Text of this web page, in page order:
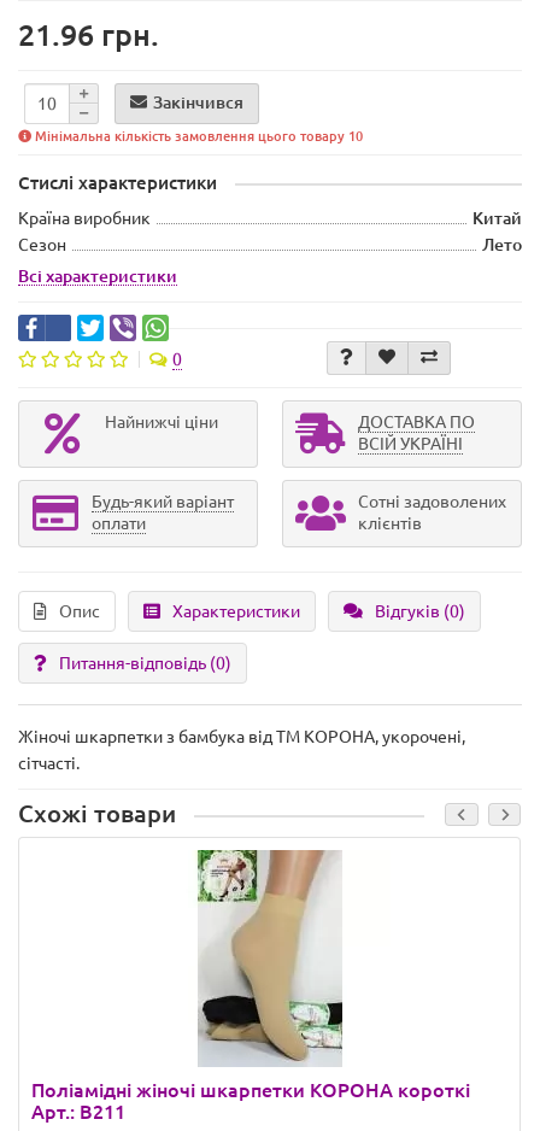
21.96 грн.
Закінчився
Мінімальна кількість замовлення цього товару 10
Стислі характеристики
Країна виробник
Китай
Сезон
Лето
Всі характеристики
0
Найнижчі ціни
ДОСТАВКА ПО
ВСІЙ УКРАЇНІ
Будь-який варіант
оплати
Сотні задоволених
клієнтів
Опис Характеристики Відгуків (0)
Питання-відповідь (0)
Жіночі шкарпетки з бамбука від ТМ КОРОНА, укорочені,
сітчасті.
Схожі товари
Поліамідні жіночі шкарпетки КОРОНА короткі
Арт.: B211